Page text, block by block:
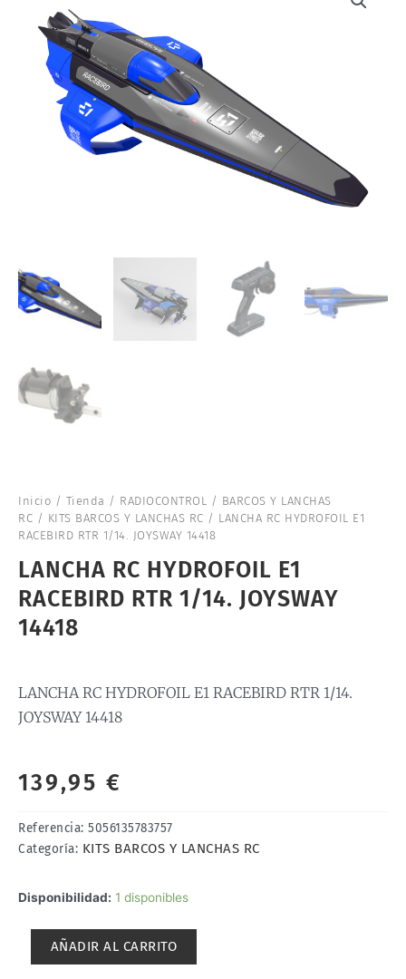
Inicio / Tienda / RADIOCONTROL / BARCOS Y LANCHAS
RC / KITS BARCOS Y LANCHAS RC / LANCHA RC HYDROFOIL E1
RACEBIRD RTR 1/14. JOYSWAY 14418
LANCHA RC HYDROFOIL E1
RACEBIRD RTR 1/14. JOYSWAY
14418
LANCHA RC HYDROFOIL E1 RACEBIRD RTR 1/14.
JOYSWAY 14418
139,95 €
Referencia: 5056135783757
Categoría: KITS BARCOS Y LANCHAS RC
Disponibilidad: 1 disponibles
LANCHA
HYDROFOIL
AÑADIR AL CARRITO